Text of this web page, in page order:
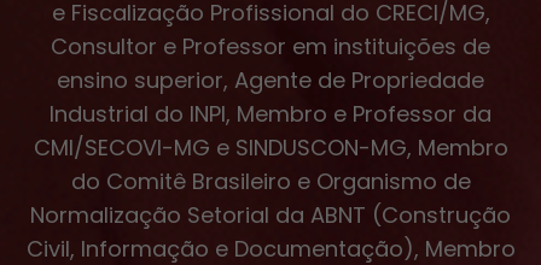
e Fiscalização Profissional do CRECI/MG,
Consultor e Professor em instituições de
ensino superior, Agente de Propriedade
Industrial do INPI, Membro e Professor da
CMI/SECOVI-MG e SINDUSCON-MG, Membro
do Comitê Brasileiro e Organismo de
Normalização Setorial da ABNT (Construção
Civil, Informação e Documentação), Membro